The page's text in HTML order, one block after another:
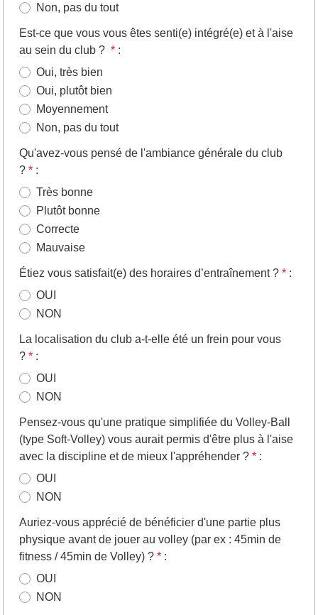
Non, pas du tout
Est-ce que vous vous êtes senti(e) intégré(e) et à l'aise
au sein du club ? * :
Oui, très bien
Oui, plutôt bien
Moyennement
Non, pas du tout
Qu'avez-vous pensé de l'ambiance générale du club
? * :
Très bonne
Plutôt bonne
Correcte
Mauvaise
Étiez vous satisfait(e) des horaires d’entraînement ? * :
OUI
NON
La localisation du club a-t-elle été un frein pour vous
? * :
OUI
NON
Pensez-vous qu'une pratique simplifiée du Volley-Ball
(type Soft-Volley) vous aurait permis d'être plus à l'aise
avec la discipline et de mieux l'appréhender ? * :
OUI
NON
Auriez-vous apprécié de bénéficier d'une partie plus
physique avant de jouer au volley (par ex : 45min de
fitness / 45min de Volley) ? * :
OUI
NON